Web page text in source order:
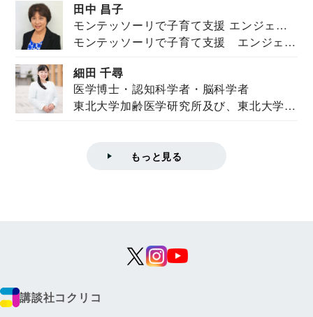
田中 昌子
モンテッソーリで子育て支援 エンジェル
ズハウス研究所所長
モンテッソーリで子育て支援 エンジェル
細田 千尋
医学博士・認知科学者・脳科学者
東北大学加齢医学研究所及び、東北大学大
もっと見る
講談社コクリコ